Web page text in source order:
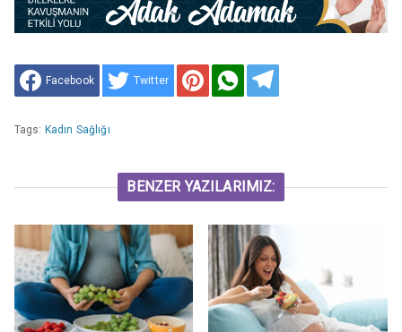
Facebook Twitter
Tags: Kadın Sağlığı
BENZER YAZILARIMIZ: